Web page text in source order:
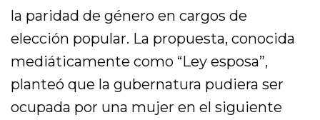
la paridad de género en cargos de
elección popular. La propuesta, conocida
mediáticamente como “Ley esposa”,
planteó que la gubernatura pudiera ser
ocupada por una mujer en el siguiente